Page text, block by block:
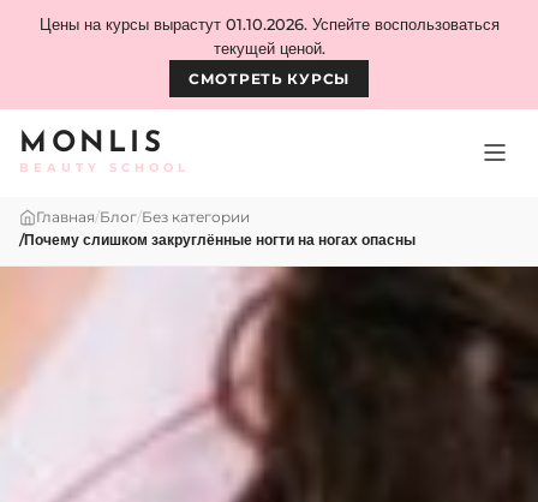
Skip to content
MONLIS
BEAUTY SCHOOL
Цены на курсы вырастут 01.10.2026. Успейте воспользоваться
текущей ценой.
СМОТРЕТЬ КУРСЫ
Главная/Блог/Без категории
/Почему слишком закруглённые ногти на ногах опасны